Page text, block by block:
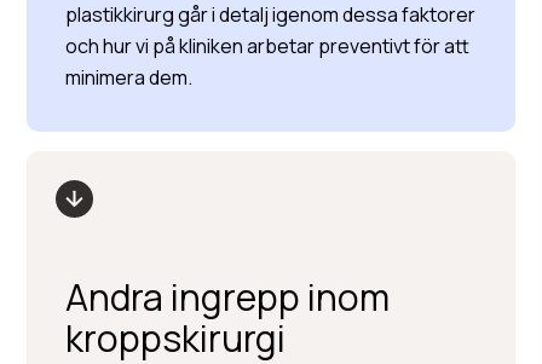
plastikkirurg går i detalj igenom dessa faktorer
och hur vi på kliniken arbetar preventivt för att
minimera dem.
Andra ingrepp inom
kroppskirurgi